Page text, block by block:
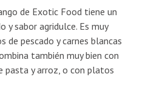
de Exotic Food tiene un
y sabor agridulce. Es muy
de pescado y carnes blancas
también muy bien con
pasta y arroz, o con platos